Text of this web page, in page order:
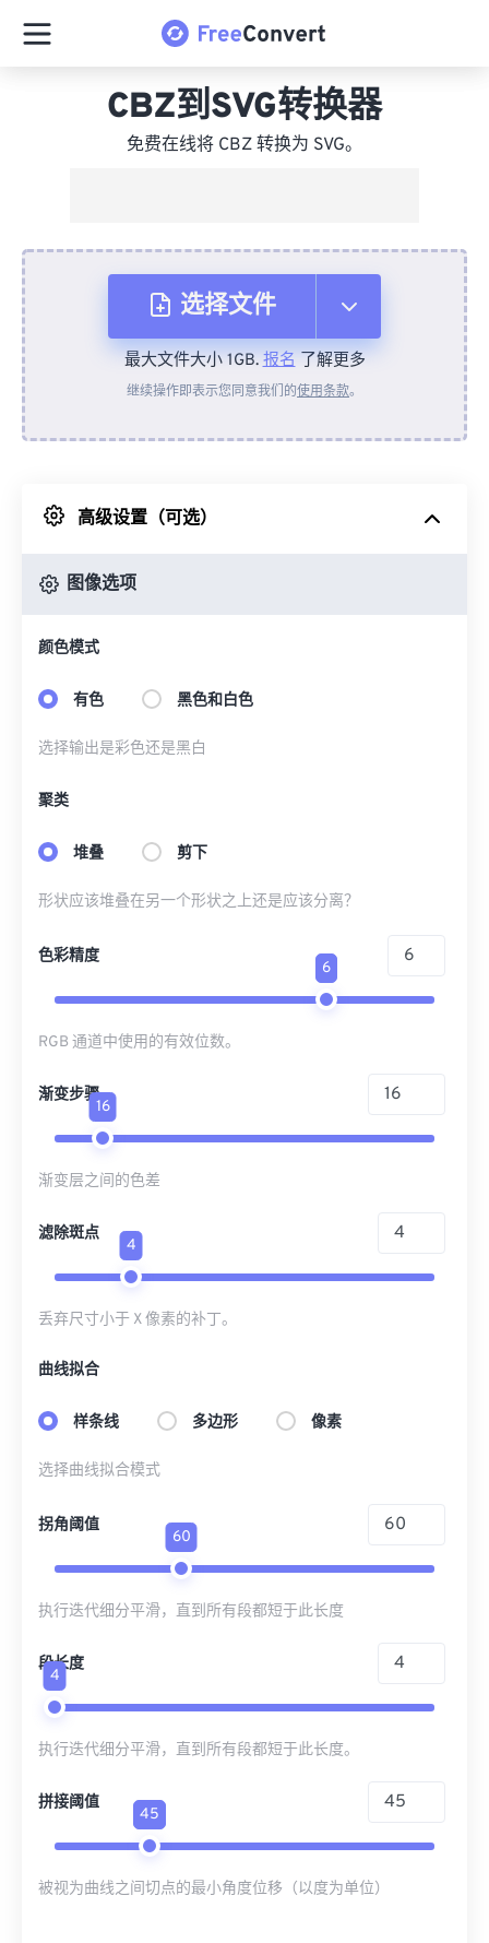
CBZ到SVG转换器
免费在线将 CBZ 转换为 SVG。
选择文件
从设备
来自 Google Drive
最大文件大小 1GB.报名了解更多
继续操作即表示您同意我们的使用条款。
高级设置（可选）
图像选项
颜色模式
有色 黑色和白色
选择输出是彩色还是黑白
聚类
堆叠 剪下
形状应该堆叠在另一个形状之上还是应该分离？
色彩精度
6
RGB 通道中使用的有效位数。
渐变步骤
16
渐变层之间的色差
滤除斑点
4
丢弃尺寸小于 X 像素的补丁。
曲线拟合
样条线 多边形 像素
选择曲线拟合模式
拐角阈值
60
执行迭代细分平滑，直到所有段都短于此长度
段长度
4
执行迭代细分平滑，直到所有段都短于此长度。
拼接阈值
45
被视为曲线之间切点的最小角度位移（以度为单位）